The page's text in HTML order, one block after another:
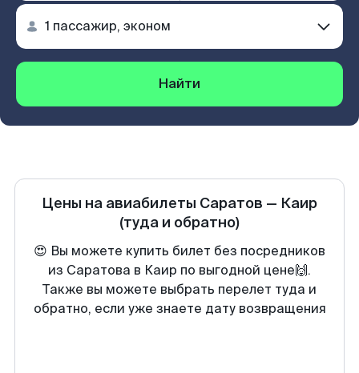
Найти
Цены на авиабилеты Саратов — Каир
(туда и обратно)
😍 Вы можете купить билет без посредников
из Саратова в Каир по выгодной цене🙌.
Также вы можете выбрать перелет туда и
обратно, если уже знаете дату возвращения